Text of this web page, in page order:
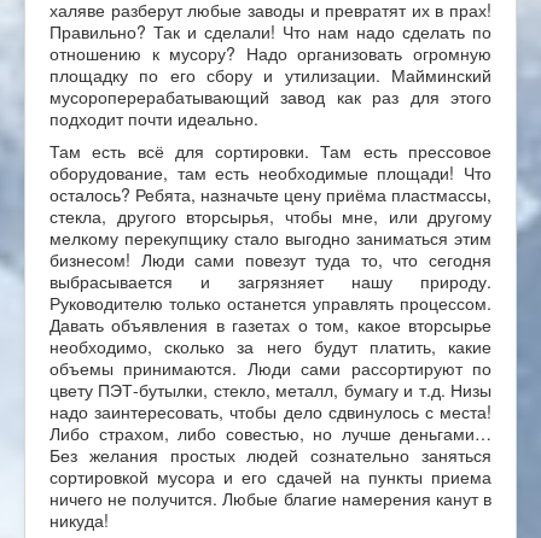
халяве разберут любые заводы и превратят их в прах!
Правильно? Так и сделали! Что нам надо сделать по
отношению к мусору? Надо организовать огромную
площадку по его сбору и утилизации. Майминский
мусороперерабатывающий завод как раз для этого
подходит почти идеально.
Там есть всё для сортировки. Там есть прессовое
оборудование, там есть необходимые площади! Что
осталось? Ребята, назначьте цену приёма пластмассы,
стекла, другого вторсырья, чтобы мне, или другому
мелкому перекупщику стало выгодно заниматься этим
бизнесом! Люди сами повезут туда то, что сегодня
выбрасывается и загрязняет нашу природу.
Руководителю только останется управлять процессом.
Давать объявления в газетах о том, какое вторсырье
необходимо, сколько за него будут платить, какие
объемы принимаются. Люди сами рассортируют по
цвету ПЭТ-бутылки, стекло, металл, бумагу и т.д. Низы
надо заинтересовать, чтобы дело сдвинулось с места!
Либо страхом, либо совестью, но лучше деньгами…
Без желания простых людей сознательно заняться
сортировкой мусора и его сдачей на пункты приема
ничего не получится. Любые благие намерения канут в
никуда!